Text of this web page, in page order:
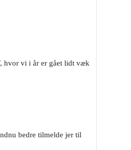
hvor vi i år er gået lidt væk
bedre tilmelde jer til